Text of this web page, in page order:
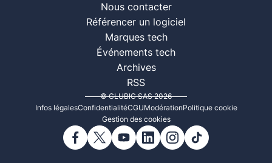
Nous contacter
Référencer un logiciel
Marques tech
Événements tech
Archives
RSS
© CLUBIC SAS 2026
Infos légalesConfidentialitéCGUModérationPolitique cookie
Gestion des cookies